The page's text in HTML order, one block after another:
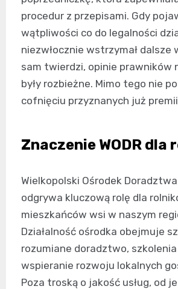
procedur z przepisami. Gdy
wątpliwości co do legalności
niezwłocznie wstrzymał dalsze
sam twierdzi, opinie prawników
były rozbieżne. Mimo tego nie
cofnięciu przyznanych już
Znaczenie WODR dla
Wielkopolski Ośrodek
odgrywa kluczową rolę dla
mieszkańców wsi w naszym
Działalność ośrodka obejmuje
rozumiane doradztwo,
wspieranie rozwoju lokalnych
Poza troską o jakość usług, od